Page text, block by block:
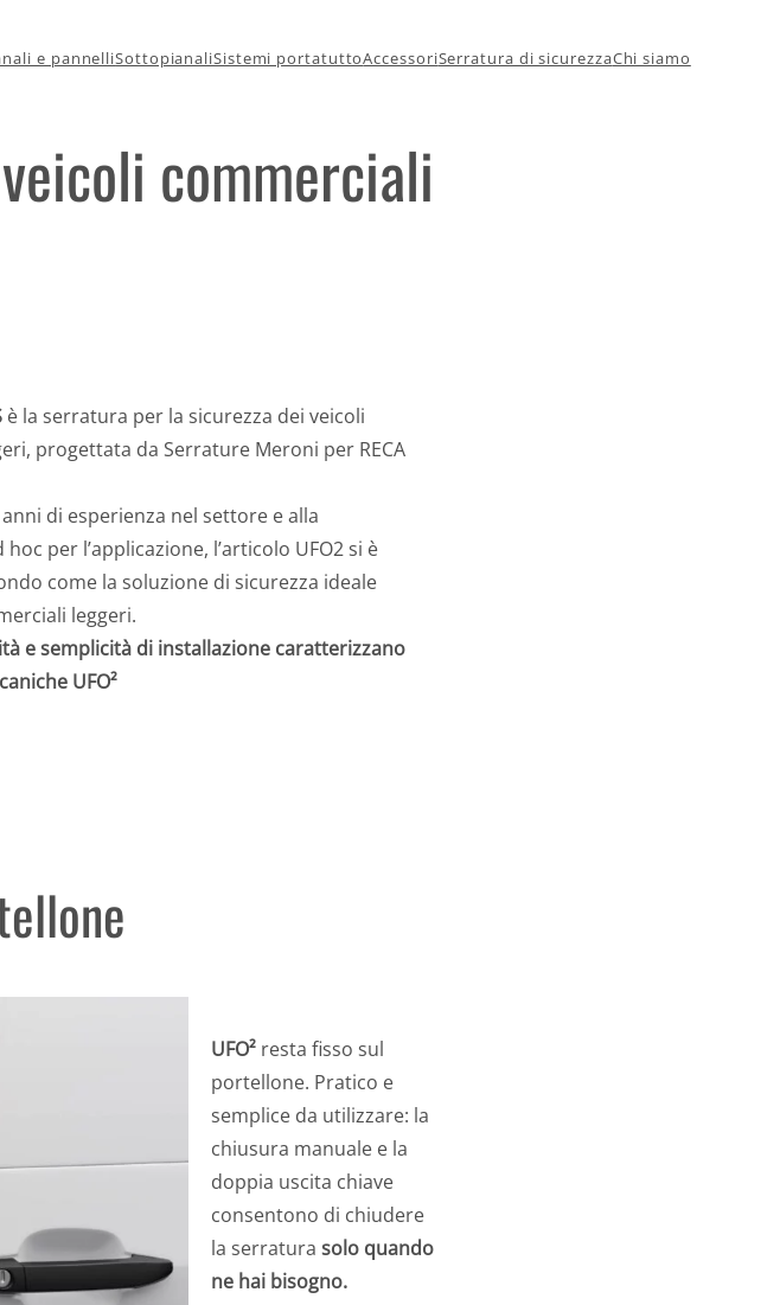
e pannelliSottopianaliSistemi portatuttoAccessoriSerratura di sicurezzaChi siamo
commerciali
è la serratura per la sicurezza dei veicoli
progettata da Serrature Meroni per RECA
di esperienza nel settore e alla
per l’applicazione, l’articolo UFO2 si è
come la soluzione di sicurezza ideale
leggeri.
e semplicità di installazione caratterizzano
UFO²
UFO² resta fisso sul
portellone. Pratico e
semplice da utilizzare: la
chiusura manuale e la
doppia uscita chiave
consentono di chiudere
la serratura solo quando
ne hai bisogno.